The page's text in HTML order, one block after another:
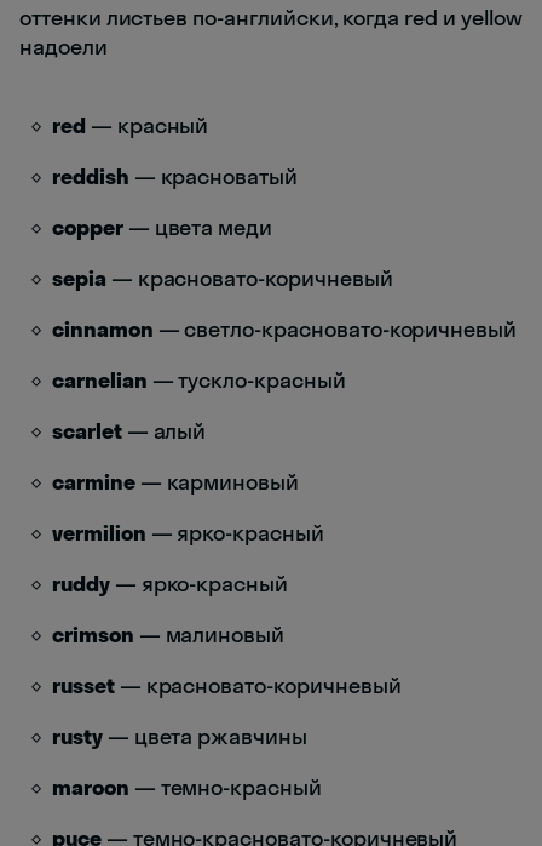
red — красный
reddish — красноватый
copper— цвета меди
sepia — красновато-коричневый
cinnamon — светло-красновато-коричневый
carnelian — тускло-красный
scarlet— алый
carmine— карминовый
vermilion — ярко-красный
ruddy— ярко-красный
crimson — малиновый
russet — красновато-коричневый
rusty— цвета ржавчины
maroon — темно-красный
puce— темно-красновато-коричневый